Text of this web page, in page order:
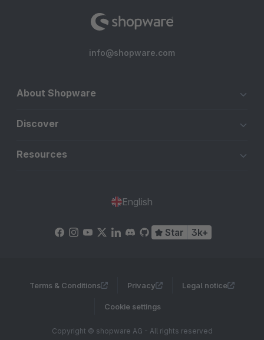
info@shopware.com
About Shopware
Discover
Resources
English
Star 3k+
Terms & Conditions Privacy Legal notice
Cookie settings
Copyright © shopware AG - All rights reserved